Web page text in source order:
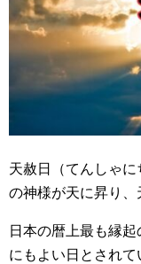
天赦日（てんしゃ
の神様が天に昇り、
日本の暦上最も縁
にもよい日とされて